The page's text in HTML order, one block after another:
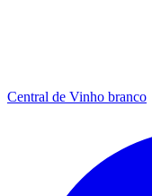
Central de Vinho branco